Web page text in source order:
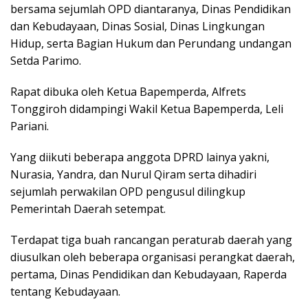
bersama sejumlah OPD diantaranya, Dinas Pendidikan
dan Kebudayaan, Dinas Sosial, Dinas Lingkungan
Hidup, serta Bagian Hukum dan Perundang undangan
Setda Parimo.
Rapat dibuka oleh Ketua Bapemperda, Alfrets
Tonggiroh didampingi Wakil Ketua Bapemperda, Leli
Pariani.
Yang diikuti beberapa anggota DPRD lainya yakni,
Nurasia, Yandra, dan Nurul Qiram serta dihadiri
sejumlah perwakilan OPD pengusul dilingkup
Pemerintah Daerah setempat.
Terdapat tiga buah rancangan peraturab daerah yang
diusulkan oleh beberapa organisasi perangkat daerah,
pertama, Dinas Pendidikan dan Kebudayaan, Raperda
tentang Kebudayaan.